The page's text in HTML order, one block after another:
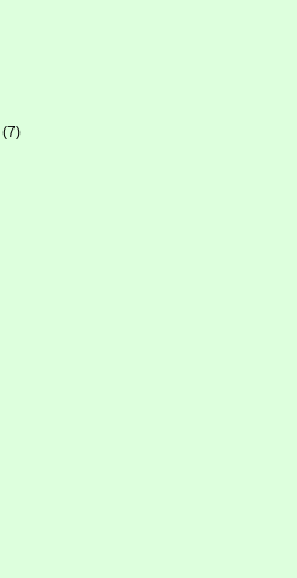
(7)